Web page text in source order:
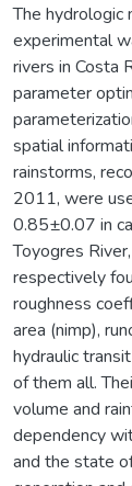
The
experimental
rivers in Costa
parameter
spatial
rainstorms,
2011, were
0.85±0.07 in
Toyogres
respectively
roughness
area (nimp),
hydraulic
of them all.
volume and
dependency
and the state